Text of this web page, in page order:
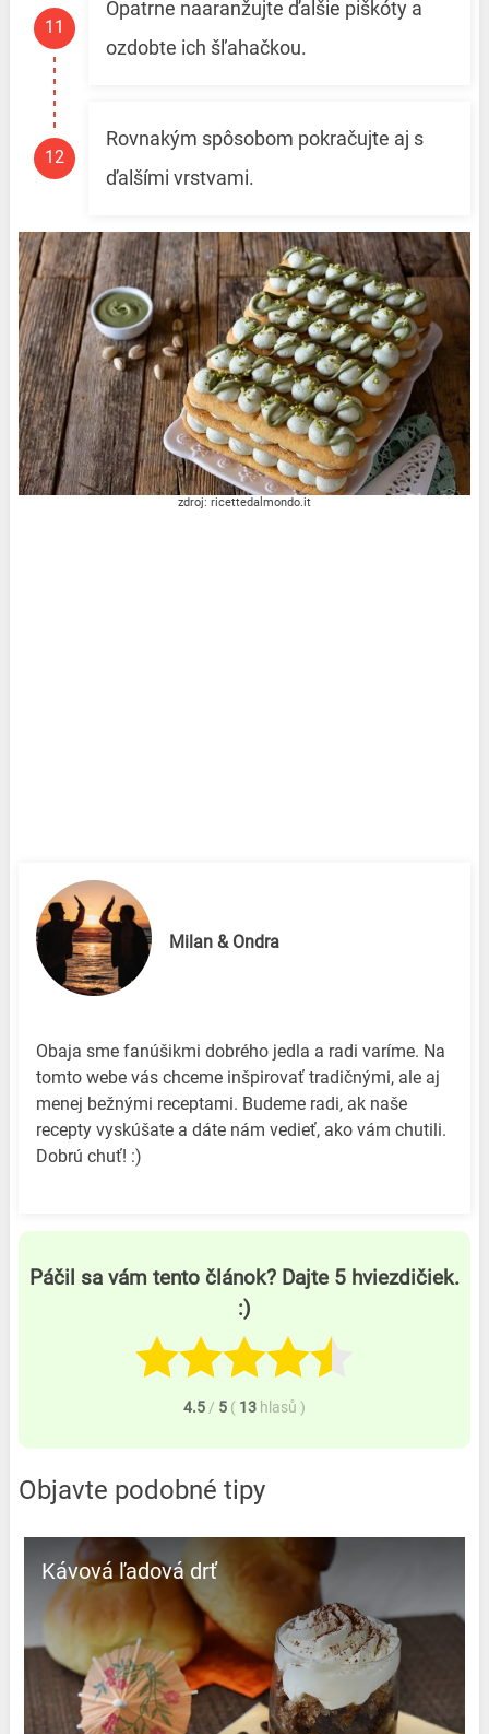
Opatrne naaranžujte ďalšie piškóty a
ozdobte ich šľahačkou.
Rovnakým spôsobom pokračujte aj s
ďalšími vrstvami.
zdroj: ricettedalmondo.it
Milan & Ondra
Obaja sme fanúšikmi dobrého jedla a radi varíme. Na
tomto webe vás chceme inšpirovať tradičnými, ale aj
menej bežnými receptami. Budeme radi, ak naše
recepty vyskúšate a dáte nám vedieť, ako vám chutili.
Dobrú chuť! :)
Páčil sa vám tento článok? Dajte 5 hviezdičiek.
:)
4.5 / 5 ( 13 hlasů )
Objavte podobné tipy
Kávová ľadová drť